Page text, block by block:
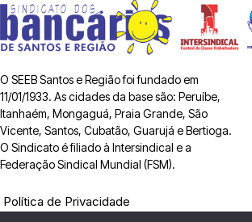
O SEEB Santos e Região foi fundado em
11/01/1933. As cidades da base são: Peruíbe,
Itanhaém, Mongaguá, Praia Grande, São
Vicente, Santos, Cubatão, Guarujá e Bertioga.
O Sindicato é filiado à Intersindical e a
Federação Sindical Mundial (FSM).
Política de Privacidade